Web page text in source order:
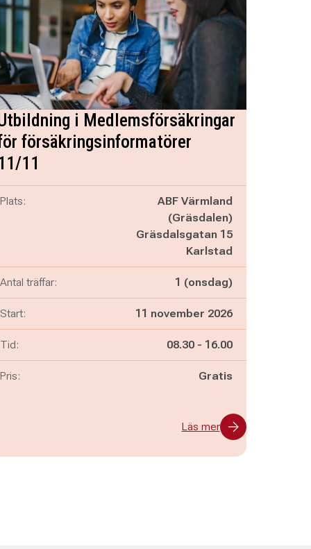
i Medlemsförsäkringar
försäkringsinformatörer
11
Plats:
ABF Värmland
(Gräsdalen)
Gräsdalsgatan 15
Karlstad
Antal träffar: 1 (onsdag)
Start: 11 november 2026
Tid: Pågår mellan
08.30 - och
16.00
Pris: Gratis
Läs mer